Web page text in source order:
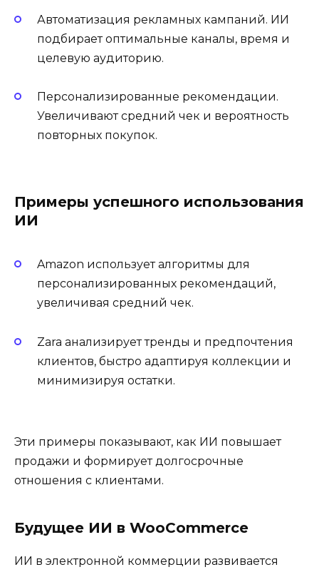
Автоматизация рекламных кампаний. ИИ
подбирает оптимальные каналы, время и
целевую аудиторию.
Персонализированные рекомендации.
Увеличивают средний чек и вероятность
повторных покупок.
Примеры успешного использования
ИИ
Amazon использует алгоритмы для
персонализированных рекомендаций,
увеличивая средний чек.
Zara анализирует тренды и предпочтения
клиентов, быстро адаптируя коллекции и
минимизируя остатки.
Эти примеры показывают, как ИИ повышает
продажи и формирует долгосрочные
отношения с клиентами.
Будущее ИИ в WooCommerce
ИИ в электронной коммерции развивается